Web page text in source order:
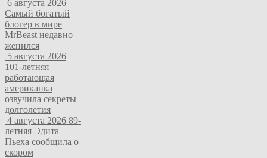
6 августа 2026
Самый богатый
блогер в мире
MrBeast недавно
женился
5 августа 2026
101-летняя
работающая
американка
озвучила секреты
долголетия
4 августа 2026 89-
летняя Эдита
Пьеха сообщила о
скором